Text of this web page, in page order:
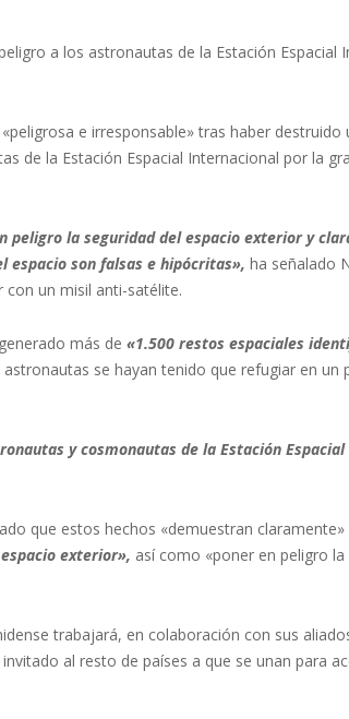
a los astronautas de la Estación Espacial
e irresponsable» tras haber destruido
de la Estación Espacial Internacional por la
peligro la seguridad del espacio exterior y
espacio son falsas e hipócritas», ha señalado
con un misil anti-satélite.
más de «1.500 restos espaciales
se hayan tenido que refugiar en un
y cosmonautas de la Estación
que estos hechos «demuestran claramente»
exterior», así como «poner en peligro
trabajará, en colaboración con sus
al resto de países a que se unan para